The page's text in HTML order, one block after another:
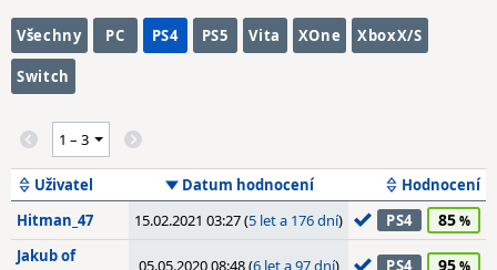
Všechny PC PS4 PS5 Vita XOne XboxX/S
Switch
Uživatel Datum hodnocení
Hodnocení
Hitman_47
15.02.2021 03:27 (5 let a 176 dní) PS4 85
Jakub of
05.05.2020 08:48 (6 let a 97 dní) PS4 95